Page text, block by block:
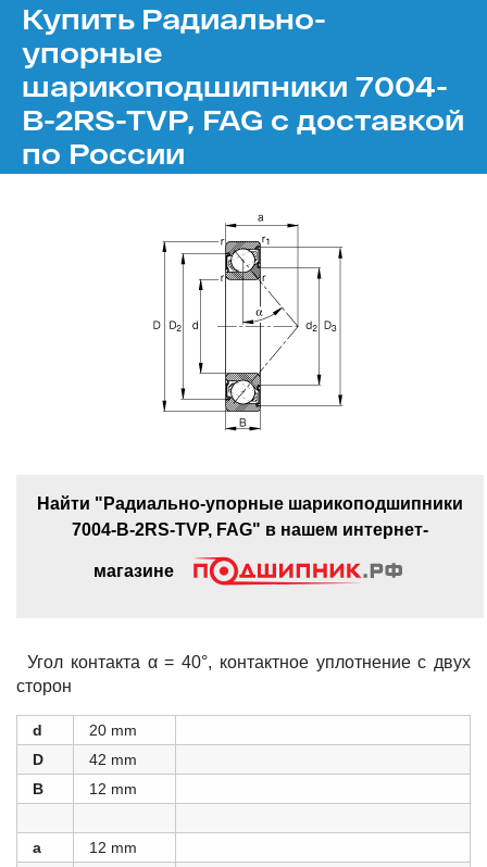
Купить Радиально-
упорные
шарикоподшипники 7004-
B-2RS-TVP, FAG с доставкой
по России
Найти "Радиально-упорные шарикоподшипники
7004-B-2RS-TVP, FAG" в нашем интернет-
магазине
Угол контакта α = 40°, контактное уплотнение с двух
сторон
d
20 mm
D
42 mm
B
12 mm
a
12 mm